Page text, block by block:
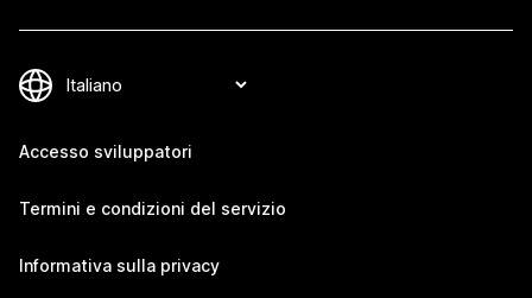
Accesso sviluppatori
Termini e condizioni del servizio
Informativa sulla privacy